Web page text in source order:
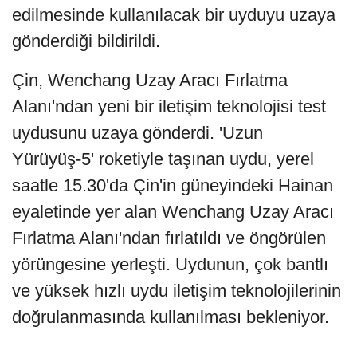
edilmesinde kullanılacak bir uyduyu uzaya
gönderdiği bildirildi.
Çin, Wenchang Uzay Aracı Fırlatma
Alanı'ndan yeni bir iletişim teknolojisi test
uydusunu uzaya gönderdi. 'Uzun
Yürüyüş-5' roketiyle taşınan uydu, yerel
saatle 15.30'da Çin'in güneyindeki Hainan
eyaletinde yer alan Wenchang Uzay Aracı
Fırlatma Alanı'ndan fırlatıldı ve öngörülen
yörüngesine yerleşti. Uydunun, çok bantlı
ve yüksek hızlı uydu iletişim teknolojilerinin
doğrulanmasında kullanılması bekleniyor.